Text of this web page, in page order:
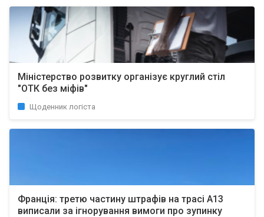
Міністерство розвитку організує круглий стіл
"ОТК без міфів"
Щоденник логіста
Франція: третю частину штрафів на трасі A13
виписали за ігнорування вимоги про зупинку